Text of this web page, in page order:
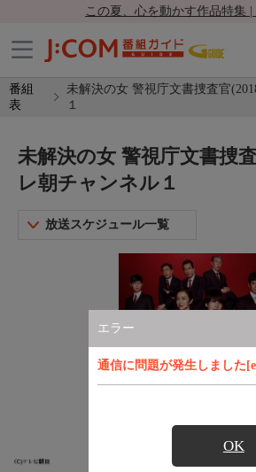
この夏、心を動かす作品特集 |
番組
表
未解決の女 警視庁文書捜査官
１
エラー
通信に問題が発生しました
OK
未解決の女 警視庁文書捜
レ朝チャンネル１
放送スケジュール一覧